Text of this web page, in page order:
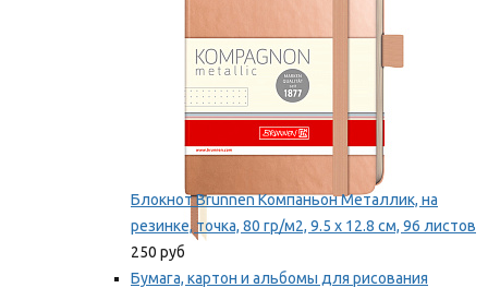
Блокнот Brunnen Компаньон Металлик, на
резинке, точка, 80 гр/м2, 9.5 х 12.8 см, 96 листов
250 руб
Бумага, картон и альбомы для рисования